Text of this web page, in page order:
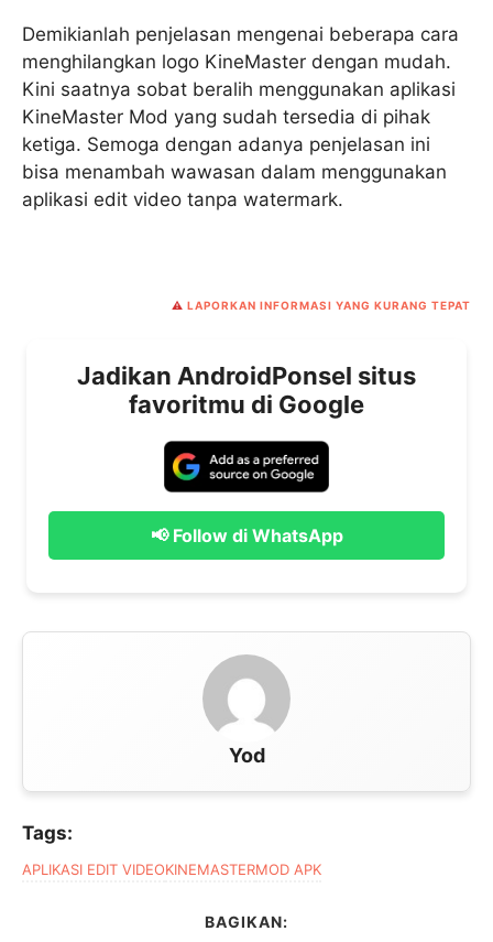
Demikianlah penjelasan mengenai beberapa cara
menghilangkan logo KineMaster dengan mudah.
Kini saatnya sobat beralih menggunakan aplikasi
KineMaster Mod yang sudah tersedia di pihak
ketiga. Semoga dengan adanya penjelasan ini
bisa menambah wawasan dalam menggunakan
aplikasi edit video tanpa watermark.
⚠️ LAPORKAN INFORMASI YANG KURANG TEPAT
Jadikan AndroidPonsel situs
favoritmu di Google
📢 Follow di WhatsApp
Yod
Tags:
APLIKASI EDIT VIDEOKINEMASTERMOD APK
BAGIKAN: